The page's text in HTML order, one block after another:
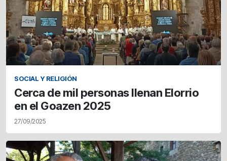
SOCIAL Y RELIGIÓN
Cerca de mil personas llenan Elorrio
en el Goazen 2025
27/09/2025